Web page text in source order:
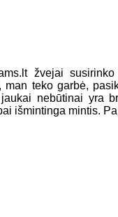
žvejai
teko garbė,
nebūtinai yra
išmintinga mintis.